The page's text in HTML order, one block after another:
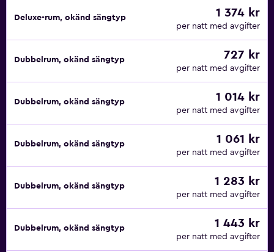
Deluxe-rum, okänd sängtyp 1 374 kr
per natt med avgifter
Dubbelrum, okänd sängtyp 727 kr
per natt med avgifter
Dubbelrum, okänd sängtyp 1 014 kr
per natt med avgifter
Dubbelrum, okänd sängtyp 1 061 kr
per natt med avgifter
Dubbelrum, okänd sängtyp 1 283 kr
per natt med avgifter
Dubbelrum, okänd sängtyp 1 443 kr
per natt med avgifter